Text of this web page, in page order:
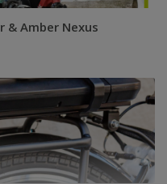
& Amber Nexus